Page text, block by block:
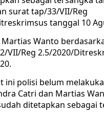
surat tap/33/VII/Reg
tanggal 10
Wanto
VII/Reg 2.5/2020/
ini polisi belum
Catri dan Martias
ditetapkan sebagai